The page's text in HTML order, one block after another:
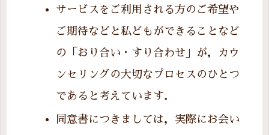
サービスをご利用される方のご希望や
ご期待などと私どもができることなど
の「おり合い・すり合わせ」が，カウ
ンセリングの大切なプロセスのひとつ
であると考えています．
同意書につきましては，実際にお会い